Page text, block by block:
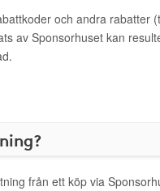
och andra rabatter
av Sponsorhuset kan
från ett köp via